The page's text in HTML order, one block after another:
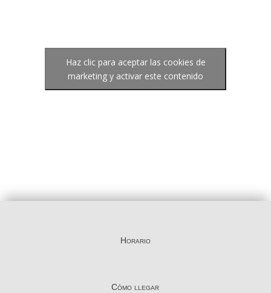
Haz clic para aceptar las cookies de
marketing y activar este contenido
Horario
Cómo llegar